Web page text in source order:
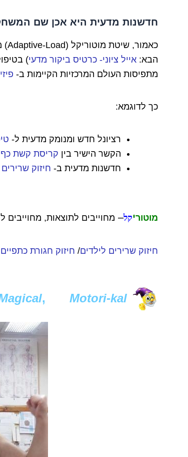
חדשנות מדעית היא אכן שם
כאמור, שיטת מוטוריקל (Adaptive-Load) מציעה חדשנות מדעית בקנה מידה עולמי
הבא: אייל ציוני- כרטיס ביקור מדעי)
מתפיסות העולם המרכזיות הקיימות ב-
כך לדוגמא:
רציונל חדש ומנומק מדעית ל-
הקשר הישיר בין קריסת קשת כף
חדשנות מדעית ב- חיזוק
מוטוריקל– מחוייבים לתוצאות, מחוייבים
חיזוק שרירים לילדים/ חיזוק חגורת
, Motori-kal